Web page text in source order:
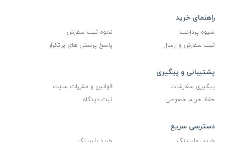
راهنمای خرید
شیوه پرداخت
نحوه ثبت سفارش
ثبت سفارش و ارسال
پاسخ پرسش های پرتکرار
پشتیبانی و پیگیری
پیگیری سفارشات
قوانین و مقررات سایت
حفظ حریم خصوصی
ثبت دیدگاه
دسترسی سریع